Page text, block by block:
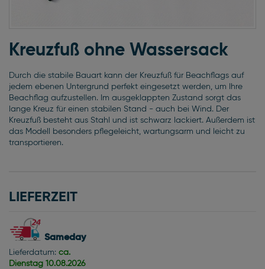
Anfang
der
springen
Kreuzfuß ohne Wassersack
Durch die stabile Bauart kann der Kreuzfuß für Beachflags auf
jedem ebenen Untergrund perfekt eingesetzt werden, um Ihre
Beachflag aufzustellen. Im ausgeklappten Zustand sorgt das
lange Kreuz für einen stabilen Stand - auch bei Wind. Der
Kreuzfuß besteht aus Stahl und ist schwarz lackiert. Außerdem ist
das Modell besonders pflegeleicht, wartungsarm und leicht zu
transportieren.
LIEFERZEIT
Sameday
Lieferdatum: ca.
Dienstag 10.08.2026